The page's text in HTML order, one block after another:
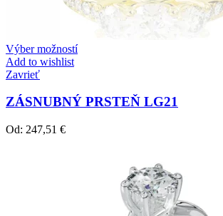
Zásnubné prstne z kolekcie Crown Beauty.
Výber možností
Add to wishlist
Zavrieť
ZÁSNUBNÝ PRSTEŇ LG21
Od: 247,51 €